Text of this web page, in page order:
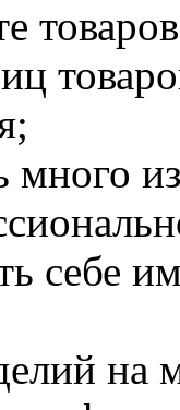
много
себе
на